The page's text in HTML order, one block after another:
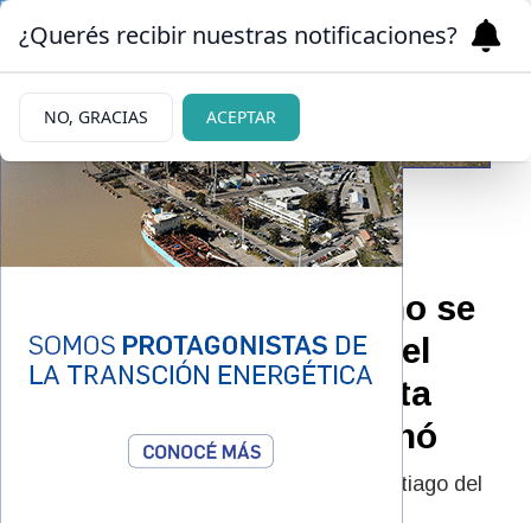
| 25/03/2026
Luana de Gran Hermano se
le insinuó a Santiago del
Moro con una propuesta
romántica: así reaccionó
La propuesta romántica de Luana a Santiago del
¿Querés recibir nuestras notificaciones?
NO, GRACIAS ACEPTAR